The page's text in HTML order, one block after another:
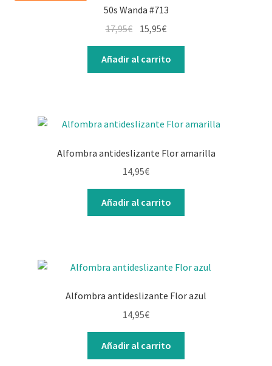
50s Wanda #713
17,95€ 15,95€
Añadir al carrito
Alfombra antideslizante Flor amarilla
14,95€
Añadir al carrito
Alfombra antideslizante Flor azul
14,95€
Añadir al carrito